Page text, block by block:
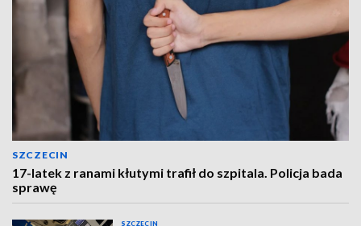
SZCZECIN
17-latek z ranami kłutymi trafił do szpitala. Policja bada
sprawę
SZCZECIN